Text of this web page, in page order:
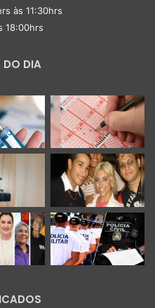
às 11:30hrs
18:00hrs
DO DIA